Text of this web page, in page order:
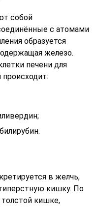
собой
с атомами
образуется
железо.
печени для
в желчь,
кишку. По
кишке,